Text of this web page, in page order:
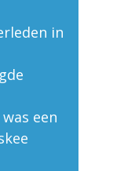
in
een